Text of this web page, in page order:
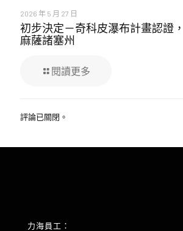
2026 年 5 月 27 日
初步決定－奇科皮瀑布計畫認證，
麻薩諸塞州
閱讀更多
評論已關閉。
力海員工：